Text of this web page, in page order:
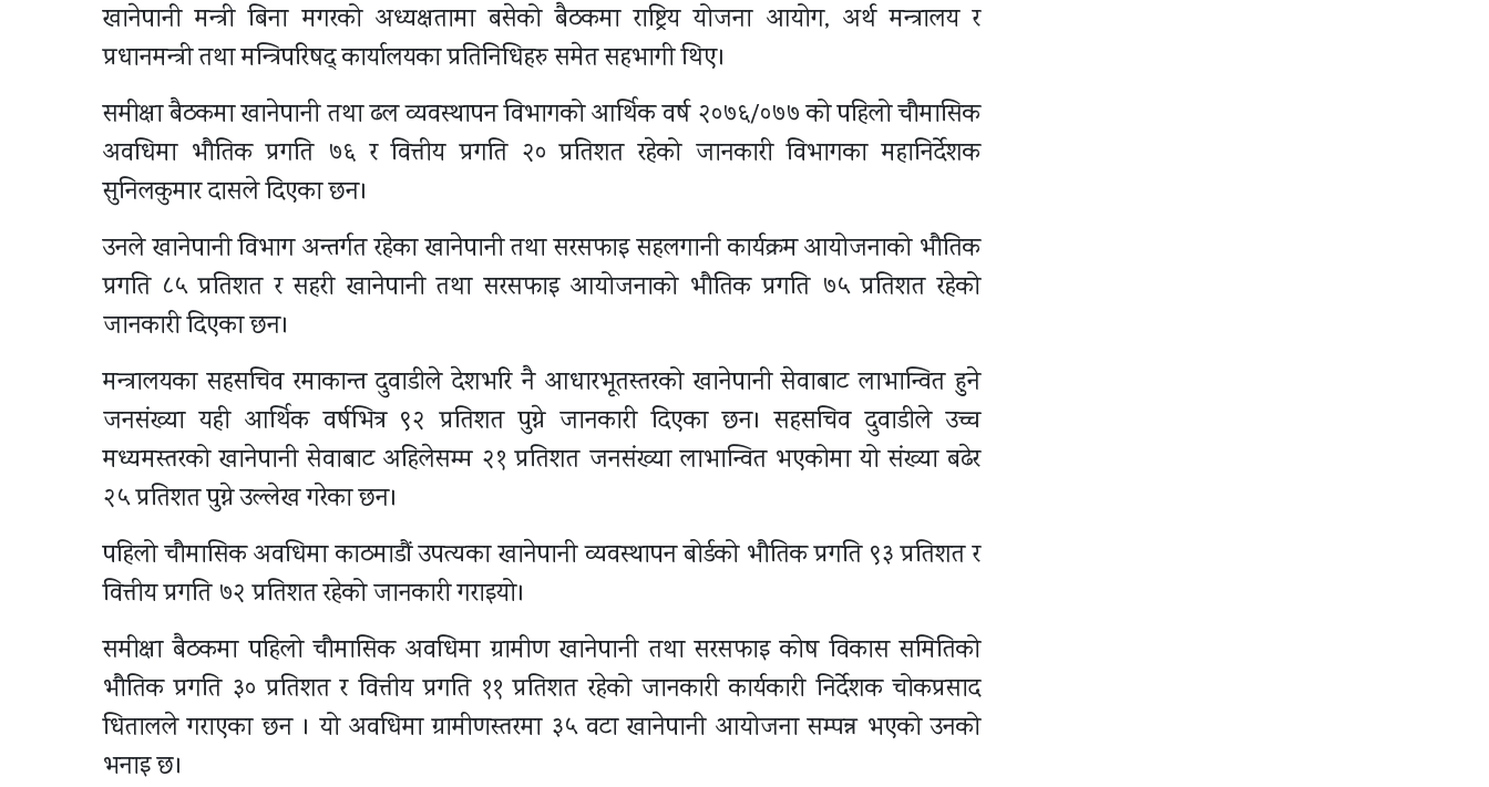
खानेपानी मन्त्री बिना मगरको अध्यक्षतामा बसेको बैठकमा राष्ट्रिय योजना आयोग, अर्थ मन्त्रालय र
प्रधानमन्त्री तथा मन्त्रिपरिषद् कार्यालयका प्रतिनिधिहरु समेत सहभागी थिए।
समीक्षा बैठकमा खानेपानी तथा ढल व्यवस्थापन विभागको आर्थिक वर्ष २०७६/०७७ को पहिलो चौमासिक
अवधिमा भौतिक प्रगति ७६ र वित्तीय प्रगति २० प्रतिशत रहेको जानकारी विभागका महानिर्देशक
सुनिलकुमार दासले दिएका छन।
उनले खानेपानी विभाग अन्तर्गत रहेका खानेपानी तथा सरसफाइ सहलगानी कार्यक्रम आयोजनाको भौतिक
प्रगति ८५ प्रतिशत र सहरी खानेपानी तथा सरसफाइ आयोजनाको भौतिक प्रगति ७५ प्रतिशत रहेको
जानकारी दिएका छन।
मन्त्रालयका सहसचिव रमाकान्त दुवाडीले देशभरि नै आधारभूतस्तरको खानेपानी सेवाबाट लाभान्वित हुने
जनसंख्या यही आर्थिक वर्षभित्र ९२ प्रतिशत पुग्ने जानकारी दिएका छन। सहसचिव दुवाडीले उच्च
मध्यमस्तरको खानेपानी सेवाबाट अहिलेसम्म २१ प्रतिशत जनसंख्या लाभान्वित भएकोमा यो संख्या बढेर
२५ प्रतिशत पुग्ने उल्लेख गरेका छन।
पहिलो चौमासिक अवधिमा काठमाडौं उपत्यका खानेपानी व्यवस्थापन बोर्डको भौतिक प्रगति ९३ प्रतिशत र
वित्तीय प्रगति ७२ प्रतिशत रहेको जानकारी गराइयो।
समीक्षा बैठकमा पहिलो चौमासिक अवधिमा ग्रामीण खानेपानी तथा सरसफाइ कोष विकास समितिको
भौतिक प्रगति ३० प्रतिशत र वित्तीय प्रगति ११ प्रतिशत रहेको जानकारी कार्यकारी निर्देशक चोकप्रसाद
धितालले गराएका छन । यो अवधिमा ग्रामीणस्तरमा ३५ वटा खानेपानी आयोजना सम्पन्न भएको उनको
भनाइ छ।